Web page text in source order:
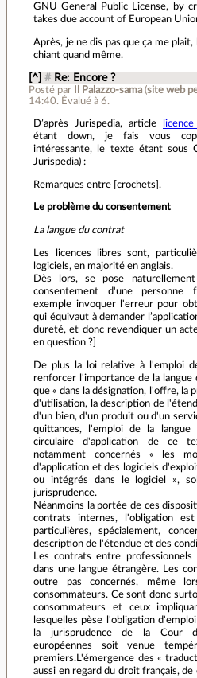
GNU General Public License, by
takes due account of European
Après, je ne dis pas que ça me
chiant quand même.
[^] # Re: Encore ?
Posté par Il Palazzo-sama (site web
14:40. Évalué à6.
D’après Jurispedia, article
étant down, je fais vous
intéressante, le texte étant sous
Jurispedia) :
Remarques entre [crochets].
Le problème du consentement
La langue du contrat
Les licences libres sont,
logiciels, en majorité en anglais.
Dès lors, se pose
consentement d'une personne
exemple invoquer l'erreur pour
qui équivaut à demander
dureté, et donc revendiquer un
en question ?]
De plus la loi relative à l'emploi
renforcer l'importance de la
que « dans la désignation, l'offre, la
d'utilisation, la description de
d'un bien, d'un produit ou d'un
quittances, l'emploi de la
circulaire d'application de ce
notamment concernés « les
d'application et des logiciels
ou intégrés dans le logiciel »,
jurisprudence.
Néanmoins la portée de ces
contrats internes, l'obligation
particulières, spécialement,
description de l'étendue et des
Les contrats entre
dans une langue étrangère. Les
outre pas concernés, même
consommateurs. Ce sont donc
consommateurs et ceux
lesquelles pèse l'obligation
la jurisprudence de la Cour
européennes soit venue
premiers.L'émergence des «
aussi en regard du droit français,